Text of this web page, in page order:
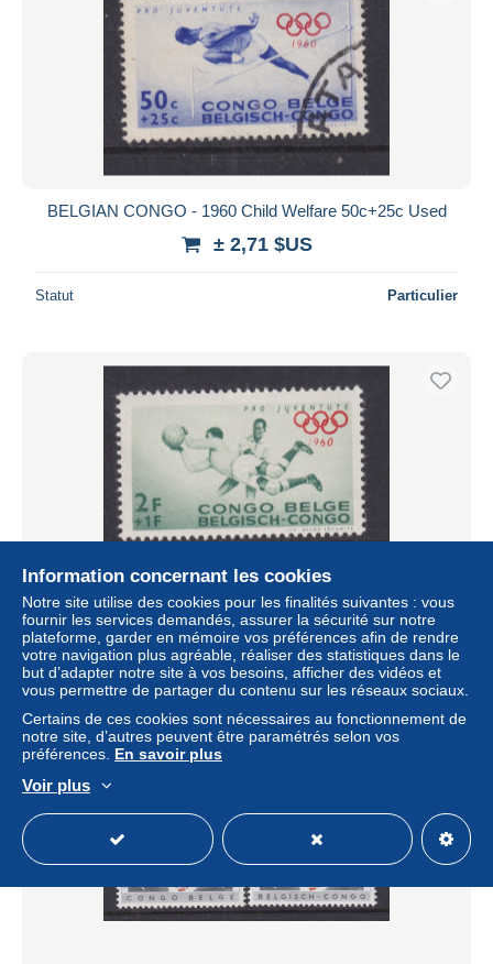
BELGIAN CONGO - 1960 Child Welfare 50c+25c Used
± 2,71 $US
Statut Particulier
BELGIAN CONGO - 1960 Child Welfare 2f+1f Hinged Mint
± 0,54 $US
Statut Particulier
Information concernant les cookies
Notre site utilise des cookies pour les finalités suivantes : vous
fournir les services demandés, assurer la sécurité sur notre
plateforme, garder en mémoire vos préférences afin de rendre
votre navigation plus agréable, réaliser des statistiques dans le
but d’adapter notre site à vos besoins, afficher des vidéos et
vous permettre de partager du contenu sur les réseaux sociaux.
Certains de ces cookies sont nécessaires au fonctionnement de
notre site, d’autres peuvent être paramétrés selon vos
préférences. En savoir plus
Voir plus